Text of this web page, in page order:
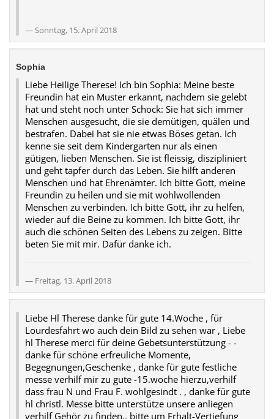
Sonntag, 15. April 2018
Sophia
Liebe Heilige Therese! Ich bin Sophia: Meine beste
Freundin hat ein Muster erkannt, nachdem sie gelebt
hat und steht noch unter Schock: Sie hat sich immer
Menschen ausgesucht, die sie demütigen, quälen und
bestrafen. Dabei hat sie nie etwas Böses getan. Ich
kenne sie seit dem Kindergarten nur als einen
gütigen, lieben Menschen. Sie ist fleissig, diszipliniert
und geht tapfer durch das Leben. Sie hilft anderen
Menschen und hat Ehrenämter. Ich bitte Gott, meine
Freundin zu heilen und sie mit wohlwollenden
Menschen zu verbinden. Ich bitte Gott, ihr zu helfen,
wieder auf die Beine zu kommen. Ich bitte Gott, ihr
auch die schönen Seiten des Lebens zu zeigen. Bitte
beten Sie mit mir. Dafür danke ich.
Freitag, 13. April 2018
Liebe Hl Therese danke für gute 14.Woche , für
Lourdesfahrt wo auch dein Bild zu sehen war , Liebe
hl Therese merci für deine Gebetsunterstützung - -
danke für schöne erfreuliche Momente,
Begegnungen,Geschenke , danke für gute festliche
messe verhilf mir zu gute -15.woche hierzu,verhilf
dass frau N und Frau F. wohlgesindt . , danke für gute
hl christl. Messe bitte unterstütze unsere anliegen
verhilf Gehör zu finden.. bitte um Erhalt-Vertiefung